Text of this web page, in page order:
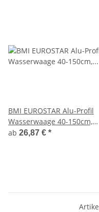
BMI EUROSTAR Alu-Profil
Wasserwaage 40-150cm,
laserskalierten Libellen
ab 26,87 € *